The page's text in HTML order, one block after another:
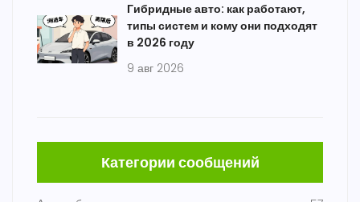
Гибридные авто: как работают,
типы систем и кому они подходят
в 2026 году
9 авг 2026
Категории сообщений